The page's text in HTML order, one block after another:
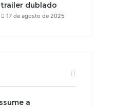
trailer dublado
17 de agosto de 2025
a